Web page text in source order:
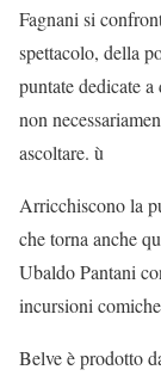
Fagnani si
spettacolo, della
puntate dedicate
non
ascoltare. ù
Arricchiscono la
che torna anche
Ubaldo Pantani
incursioni
Belve è prodotto